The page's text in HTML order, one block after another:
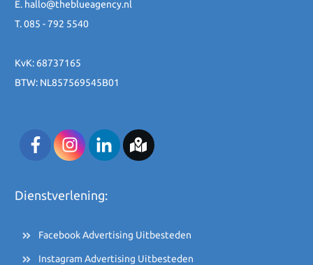
E. hallo@theblueagency.nl
T. 085 - 792 5540
KvK: 68737165
BTW: NL857569545B01
Dienstverlening:
Facebook Advertising Uitbesteden
Instagram Advertising Uitbesteden